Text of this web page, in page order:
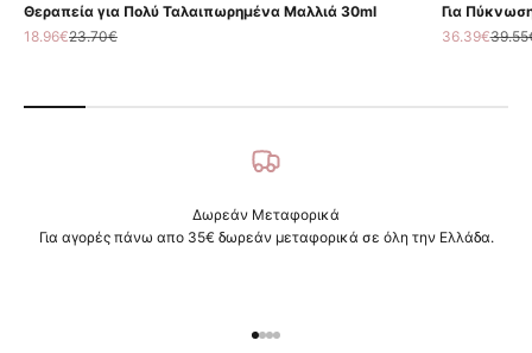
Θεραπεία για Πολύ Ταλαιπωρημένα Μαλλιά 30ml
Τιμή πώλησης
18.96€Κανονική τιμή
23.70€
Για
Τιμή
36.39€
Δωρεάν Μεταφορικά
Για αγορές πάνω απο 35€ δωρεάν μεταφορικά σε όλη την Ελλάδα.